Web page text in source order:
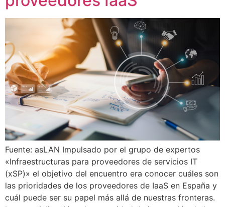
Fuente: asLAN Impulsado por el grupo de expertos
«Infraestructuras para proveedores de servicios IT
(xSP)» el objetivo del encuentro era conocer cuáles son
las prioridades de los proveedores de IaaS en España y
cuál puede ser su papel más allá de nuestras fronteras.